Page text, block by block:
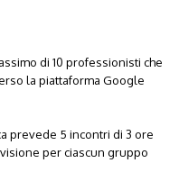
di 10 professionisti che
la piattaforma Google
prevede 5 incontri di 3 ore
per ciascun gruppo